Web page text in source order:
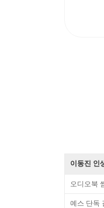
이동진 인
오디오북
예스 단독